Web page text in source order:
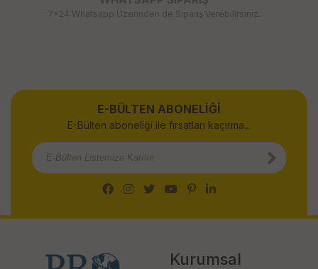
7x24 Whatsapp Üzerinden de Sipariş Verebilirsiniz.
E-BÜLTEN ABONELİĞİ
E-Bülten aboneliği ile fırsatları kaçırma...
Kurumsal